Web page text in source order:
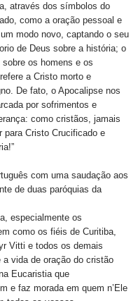
através dos símbolos do
como a oração pessoal e
modo novo, captando o seu
de Deus sobre a história; o
os homens e os
a Cristo morto e
De fato, o Apocalipse nos
por sofrimentos e
como cristãos, jamais
para Cristo Crucificado e
com uma saudação aos
de duas paróquias da
especialmente os
como os fiéis de Curitiba,
Vitti e todos os demais
vida de oração do cristão
Eucaristia que
e faz morada em quem n’Ele